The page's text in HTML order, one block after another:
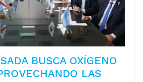
BUSCA OXÍGENO
LAS